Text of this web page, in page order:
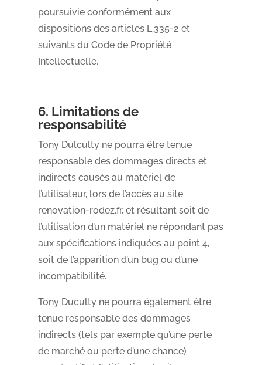
poursuivie conformément aux
dispositions des articles L.335-2 et
suivants du Code de Propriété
Intellectuelle.
6. Limitations de
responsabilité
Tony Dulculty ne pourra être tenue
responsable des dommages directs et
indirects causés au matériel de
l’utilisateur, lors de l’accès au site
renovation-rodez.fr, et résultant soit de
l’utilisation d’un matériel ne répondant pas
aux spécifications indiquées au point 4,
soit de l’apparition d’un bug ou d’une
incompatibilité.
Tony Duculty ne pourra également être
tenue responsable des dommages
indirects (tels par exemple qu’une perte
de marché ou perte d’une chance)